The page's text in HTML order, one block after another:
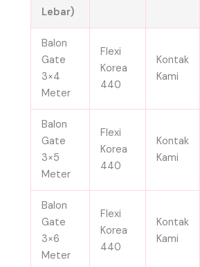
Lebar)
Balon
Gate
3×4
Meter
Flexi
Korea
440
Kontak
Kami
Balon
Gate
3×5
Meter
Flexi
Korea
440
Kontak
Kami
Balon
Gate
3×6
Meter
Flexi
Korea
440
Kontak
Kami